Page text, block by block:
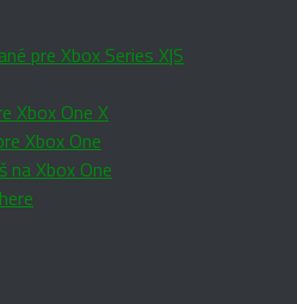
pre Xbox Series X|S
Xbox One X
Xbox One
na Xbox One